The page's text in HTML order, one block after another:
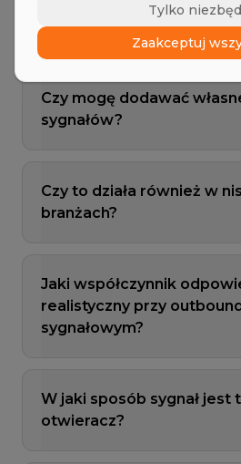
Jak aktualne są sygnały?
Czy mogę dodawać
sygnałów?
Czy to działa również w
branżach?
Jaki współczynnik
realistyczny przy
sygnałowym?
W jaki sposób sygnał jest
otwieracz?
Tylko
Zaakceptuj